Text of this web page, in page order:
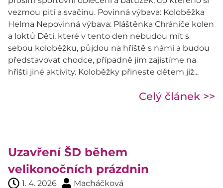
vezmou pití a svačinu. Povinná výbava: Koloběžka
Helma Nepovinná výbava: Pláštěnka Chrániče kolen
a loktů Děti, které v tento den nebudou mít s
sebou koloběžku, půjdou na hřiště s námi a budou
představovat chodce, případně jim zajistíme na
hřišti jiné aktivity. Koloběžky přineste dětem již...
Celý článek >>
Uzavření ŠD během
velikonočních prázdnin
1. 4. 2026 Macháčková